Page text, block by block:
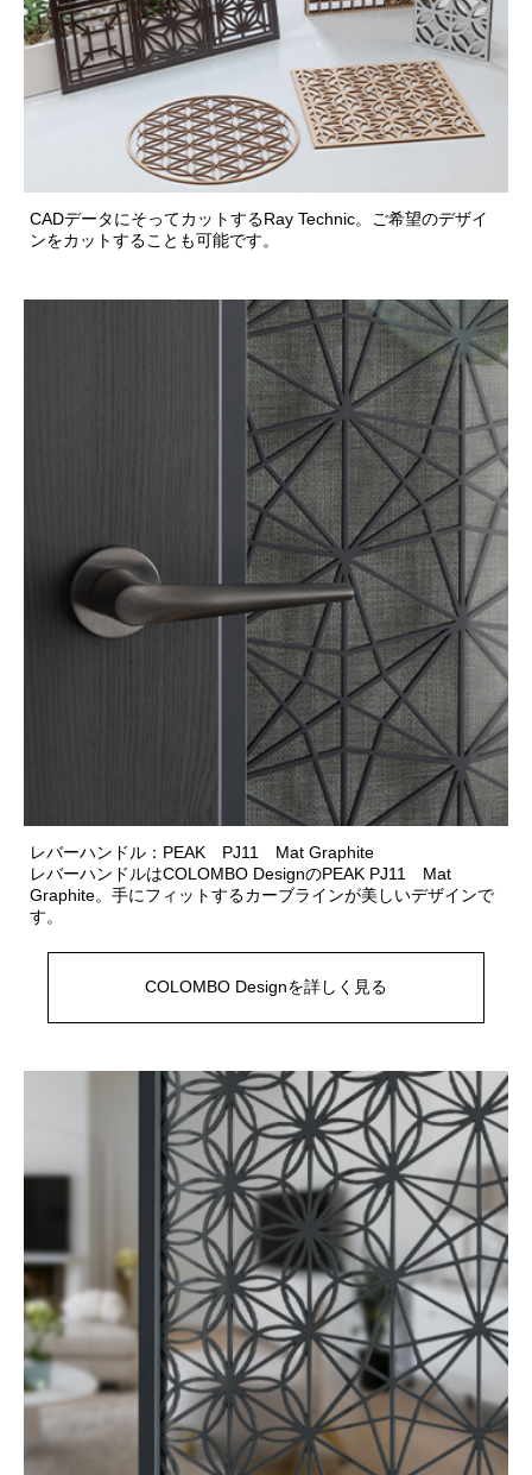
CADデータにそってカットするRay Technic。ご希望のデザイ
ンをカットすることも可能です。
レバーハンドル：PEAK PJ11 Mat Graphite
レバーハンドルはCOLOMBO DesignのPEAK PJ11 Mat
Graphite。手にフィットするカーブラインが美しいデザインで
す。
COLOMBO Designを詳しく見る